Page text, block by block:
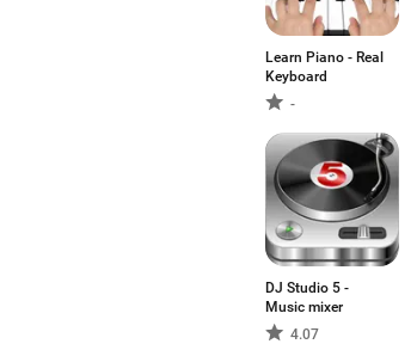
Learn Piano - Real
Keyboard
-
DJ Studio 5 -
Music mixer
4.07